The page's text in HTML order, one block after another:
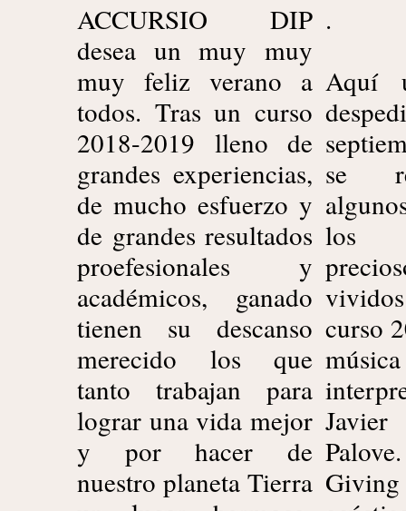
ACCURSIO DIP
desea un muy muy
muy feliz verano a
todos. Tras un curso
2018-2019 lleno de
grandes experiencias,
de mucho esfuerzo y
de grandes resultados
proefesionales y
académicos, ganado
tienen su descanso
merecido los que
tanto trabajan para
lograr una vida mejor
y por hacer de
nuestro planeta Tierra
.
Aquí
se
los
curso
Javier